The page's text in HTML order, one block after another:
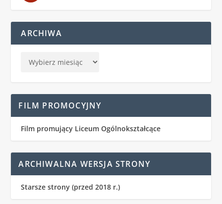
ARCHIWA
FILM PROMOCYJNY
Film promujący Liceum Ogólnokształcące
ARCHIWALNA WERSJA STRONY
Starsze strony (przed 2018 r.)